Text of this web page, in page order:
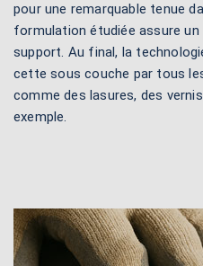
pour une remarquable tenue
formulation étudiée assure
support. Au final, la
cette sous couche par tous
comme des lasures, des
exemple.